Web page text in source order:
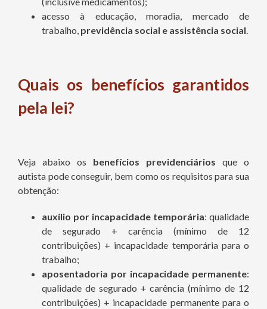
acesso à educação, moradia, mercado de
trabalho, previdência social e assistência social.
Quais os benefícios garantidos
pela lei?
Veja abaixo os benefícios previdenciários que o
autista pode conseguir, bem como os requisitos para sua
obtenção:
auxílio por incapacidade temporária: qualidade
de segurado + carência (mínimo de 12
contribuições) + incapacidade temporária para o
trabalho;
aposentadoria por incapacidade permanente:
qualidade de segurado + carência (mínimo de 12
contribuições) + incapacidade permanente para o